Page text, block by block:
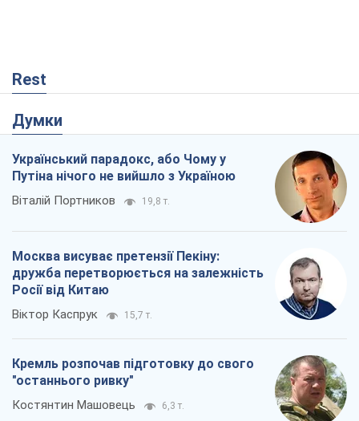
Rest
Думки
Український парадокс, або Чому у
Путіна нічого не вийшло з Україною
Віталій Портников 19,8 т.
Москва висуває претензії Пекіну:
дружба перетворюється на залежність
Росії від Китаю
Віктор Каспрук 15,7 т.
Кремль розпочав підготовку до свого
"останнього ривку"
Костянтин Машовець 6,3 т.